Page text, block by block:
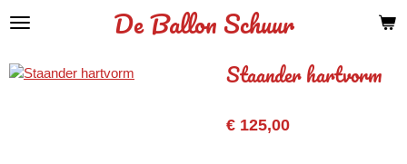
Ga
de
De Ballon Schuur
Staander hartvorm
€ 125,00